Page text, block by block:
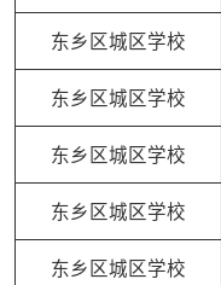
东乡区城区学校
东乡区城区学校
东乡区城区学校
东乡区城区学校
东乡区城区学校